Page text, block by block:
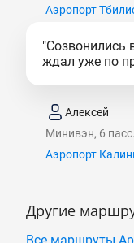
Аэропорт
"Созвонились
ждал уже по
Алексей
Минивэн, 6 пасс.
Аэропорт
Другие